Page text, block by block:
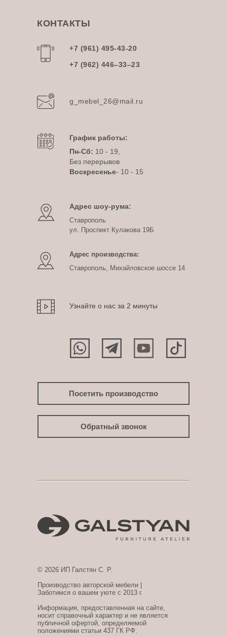
Узнайте о нас за 2 минуты
Посетить производство
Обратный звонок
© 2026 ИП Галстян С. Р.
Производство авторской мебели |
Заботимся о вашем уюте с 2013 г.
Информация, предоставленная на сайте,
носит справочный характер и не является
публичной офертой, определяемой
положениями статьи 437 ГК РФ.
+7 (962) 446‒33‒23
g_mebel_26@mail.ru
+7 (961) 495-43-20
График работы:
Пн-Сб: 10 - 19,
Без перерывов
Воскресенье- 10 - 15
Адрес шоу-рума:
Ставрополь
ул. Проспект Кулакова 19Б
Ставрополь, Михайловское шоссе 14
Адрес производства:
КОНТАКТЫ